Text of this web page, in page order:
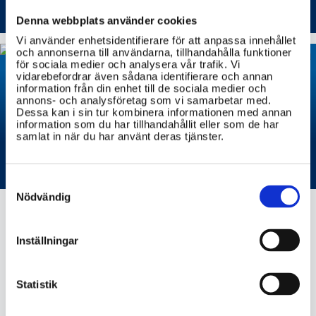
Denna webbplats använder cookies
Vi använder enhetsidentifierare för att anpassa innehållet
och annonserna till användarna, tillhandahålla funktioner
för sociala medier och analysera vår trafik. Vi
vidarebefordrar även sådana identifierare och annan
information från din enhet till de sociala medier och
annons- och analysföretag som vi samarbetar med.
Dessa kan i sin tur kombinera informationen med annan
information som du har tillhandahållit eller som de har
samlat in när du har använt deras tjänster.
Selection
Nödvändig
Inställningar
Statistik
Krisberedskap i Sverige –
brottsoffermyndigheten.se